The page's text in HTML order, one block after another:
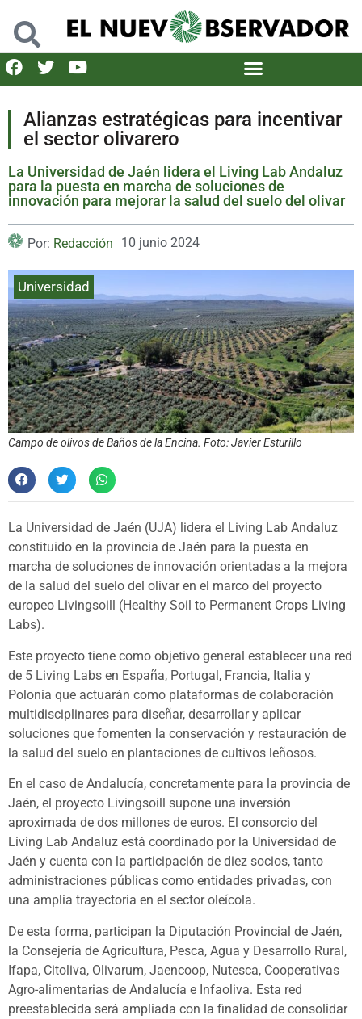
Alianzas estratégicas para incentivar
el sector olivarero
La Universidad de Jaén lidera el Living Lab Andaluz
para la puesta en marcha de soluciones de
innovación para mejorar la salud del suelo del olivar
Por: Redacción 10 junio 2024
Universidad
Campo de olivos de Baños de la Encina. Foto: Javier Esturillo
La Universidad de Jaén (UJA) lidera el Living Lab Andaluz
constituido en la provincia de Jaén para la puesta en
marcha de soluciones de innovación orientadas a la mejora
de la salud del suelo del olivar en el marco del proyecto
europeo Livingsoill (Healthy Soil to Permanent Crops Living
Labs).
Este proyecto tiene como objetivo general establecer una red
de 5 Living Labs en España, Portugal, Francia, Italia y
Polonia que actuarán como plataformas de colaboración
multidisciplinares para diseñar, desarrollar y aplicar
soluciones que fomenten la conservación y restauración de
la salud del suelo en plantaciones de cultivos leñosos.
En el caso de Andalucía, concretamente para la provincia de
Jaén, el proyecto Livingsoill supone una inversión
aproximada de dos millones de euros. El consorcio del
Living Lab Andaluz está coordinado por la Universidad de
Jaén y cuenta con la participación de diez socios, tanto
administraciones públicas como entidades privadas, con
una amplia trayectoria en el sector oleícola.
De esta forma, participan la Diputación Provincial de Jaén,
la Consejería de Agricultura, Pesca, Agua y Desarrollo Rural,
Ifapa, Citoliva, Olivarum, Jaencoop, Nutesca, Cooperativas
Agro-alimentarias de Andalucía e Infaoliva. Esta red
preestablecida será ampliada con la finalidad de consolidar